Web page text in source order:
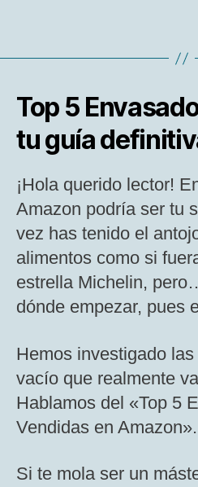
Top 5
tu guía
¡Hola querido lector!
Amazon podría ser tu
vez has tenido el
alimentos como si
estrella Michelin,
dónde empezar, pues
Hemos investigado
vacío que realmente
Hablamos del «Top 5
Vendidas en
Si te mola ser un